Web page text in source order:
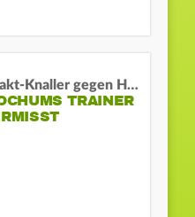
Vor dem Auftakt-Knaller gegen Hertha:
TRAINER